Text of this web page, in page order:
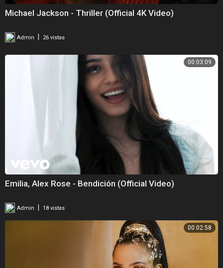
vi que lo prendió pero no es malboro
ese me lo llevo porque está pal robó
escúchame papi dime cómo dice el coro
tengo el pary con las baby con montao
los culos hasta abajo como en el underground
https://www.facebook.com/emimernes
https://twitter.com/emimernes_
https://www.instagram.com/emiliamernes
#Emilia #underground
Emilia performing Underground (Official Video). (C) 2022 Sony Music
Michael Jackson - Thriller (Official 4K Video)
Admin 26 vistas
00:03:09
Emilia, Alex Rose - Bendición (Official Video)
Admin 18 vistas
00:02:58